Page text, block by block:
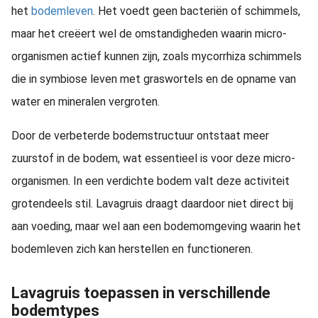
het bodemleven. Het voedt geen bacteriën of schimmels,
maar het creëert wel de omstandigheden waarin micro-
organismen actief kunnen zijn, zoals mycorrhiza schimmels
die in symbiose leven met graswortels en de opname van
water en mineralen vergroten.
Door de verbeterde bodemstructuur ontstaat meer
zuurstof in de bodem, wat essentieel is voor deze micro-
organismen. In een verdichte bodem valt deze activiteit
grotendeels stil. Lavagruis draagt daardoor niet direct bij
aan voeding, maar wel aan een bodemomgeving waarin het
bodemleven zich kan herstellen en functioneren.
Lavagruis toepassen in verschillende
bodemtypes